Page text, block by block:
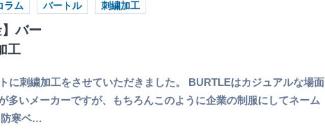
ラム バートル 刺繍加工
バー
工
に刺繍加工をさせていただきました。 BURTLEはカジュアルな場面
多いメーカーですが、もちろんこのように企業の制服にしてネーム
防寒ベ…